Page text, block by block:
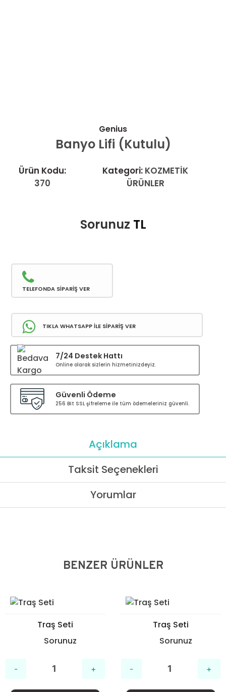
Genius
Banyo Lifi (Kutulu)
Ürün Kodu:
370
Kategori: KOZMETİK
ÜRÜNLER
Sorunuz TL
TELEFONDA SİPARİŞ VER
TIKLA WHATSAPP İLE SİPARİŞ VER
7/24 Destek Hattı
Online olarak sizlerin hizmetinizdeyiz.
Güvenli Ödeme
256 Bit SSL şifreleme ile tüm ödemeleriniz güvenli.
Açıklama
Taksit Seçenekleri
Yorumlar
BENZER ÜRÜNLER
Traş Seti
Sorunuz
Traş Seti
Sorunuz